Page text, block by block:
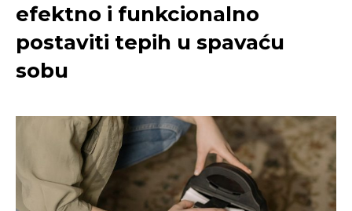
efektno i funkcionalno
postaviti tepih u spavaću
sobu